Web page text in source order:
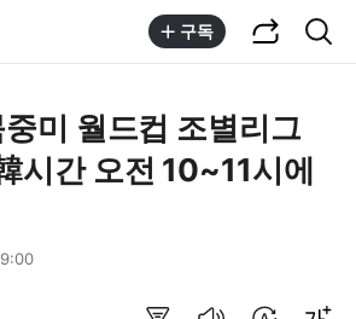
구독
미 월드컵 조별리그
시간 오전 10~11시에